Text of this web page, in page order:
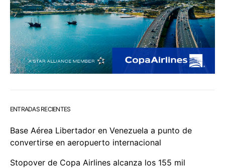
ENTRADAS RECIENTES
Base Aérea Libertador en Venezuela a punto de
convertirse en aeropuerto internacional
Stopover de Copa Airlines alcanza los 155 mil